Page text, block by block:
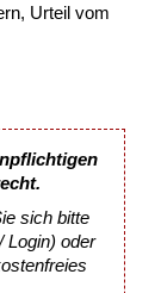
Urteil vom
sich bitte
Login) oder